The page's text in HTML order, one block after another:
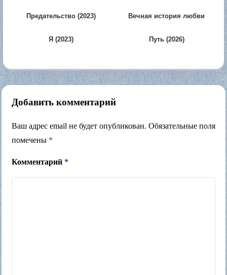
Предательство (2023)
Вечная история любви
Я (2023) Путь (2026)
Добавить комментарий
Ваш адрес email не будет опубликован. Обязательные поля
помечены *
Комментарий *